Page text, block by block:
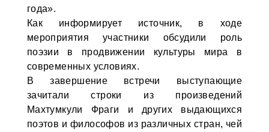
года».
Как информирует источник, в ходе
мероприятия участники обсудили роль
поэзии в продвижении культуры мира в
современных условиях.
В завершение встречи выступающие
зачитали строки из произведений
Махтумкули Фраги и других выдающихся
поэтов и философов из различных стран, чей